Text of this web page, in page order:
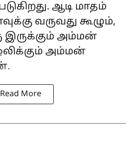
ஆடி மாதம்
வருவது கூழும்,
இருக்கும் அம்மன்
அம்மன்
Read More